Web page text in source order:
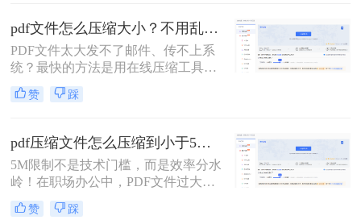
统响应、导致电子邮件附件发送失败
或严重影响网络传输与下载效率。因
此，掌握高效、可靠的pdf压缩技术，
对于提升个人与团队的工作效率至关
重要。那么如何压缩pdf文件大小呢？
本文将深入探讨多种主流且高效的
件到命令行技术与预处理技巧，为您
提供一个全面、详尽的解决方案库。
pdf文件怎么压缩大小？不用乱试！这几个实测有用！
PDF文件太大发不了邮件、传不上系
统？最快的方法是用在线压缩工具，
推荐转转大师——不用安装软件，打
开网页就能压缩，操作简单，几步搞
全部列出来，照着做就行。
赞 踩
pdf压缩文件怎么压缩到小于5M？4招高效实用技巧轻松搞定！
5M限制不是技术门槛，而是效率分水
岭！在职场办公中，PDF文件过大
（超5M）常成为“隐形绊脚石”——邮
件发送失败、云端存储受限、协作效
赞 踩